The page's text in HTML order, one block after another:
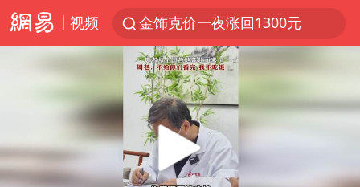
视频
金饰克价一夜涨回1300元
名创优品一次性内裤 颜面尽失
黄金创今年来最大单周涨幅
“六爷”挂一颗出场